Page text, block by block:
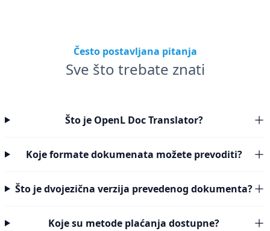
Često postavljana pitanja
Sve što trebate znati
Što je OpenL Doc Translator?
Koje formate dokumenata možete prevoditi?
Što je dvojezična verzija prevedenog dokumenta?
Koje su metode plaćanja dostupne?